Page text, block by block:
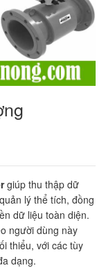
giúp thu thập dữ
lý thể tích, đồng
dữ liệu toàn diện.
người dùng này
thiểu, với các tùy
dạng.